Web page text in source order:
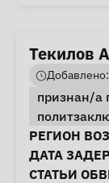
Текилов
признан/а
РЕГИОН
ДАТА
СТАТЬИ